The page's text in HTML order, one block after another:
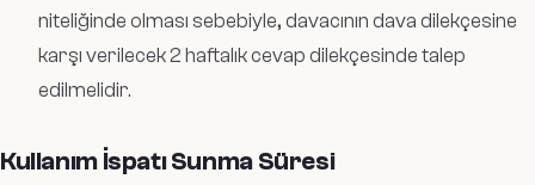
niteliğinde olması sebebiyle, davacının dava dilekçesine
karşı verilecek 2 haftalık cevap dilekçesinde talep
edilmelidir.
Kullanım İspatı Sunma Süresi